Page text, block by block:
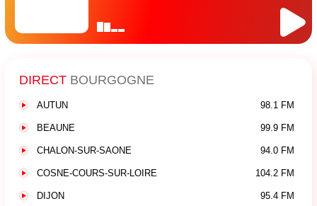
DIRECT BOURGOGNE
AUTUN 98.1 FM
BEAUNE 99.9 FM
CHALON-SUR-SAONE 94.0 FM
COSNE-COURS-SUR-LOIRE 104.2 FM
DIJON 95.4 FM